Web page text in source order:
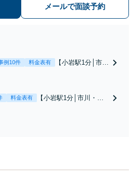
【解決実績約1000件】豊富な離婚調
停・裁判実績あり【不動産業界出
メールで面談予約
例10件 料金表有
【小岩駅1分│市
回避、裁判提起前
の和解、子の認知
料金表有
【小岩駅1分│市川・船
しい地域の皆さまも、